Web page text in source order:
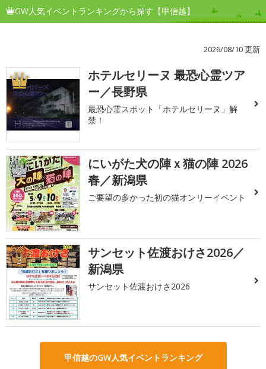
GW人気イベントランキングから探す【甲信越】
2026/08/10 更新
1
ホテルセリーヌ 最恐心霊ツア
ー／長野県
最恐心霊スポット「ホテルセリーヌ」解
禁！
2
にいがた犬の陣ｘ猫の陣 2026
春／新潟県
ご要望の多かった初の猫オンリーイベント
3
サンセット佐渡おけさ2026／
新潟県
サンセット佐渡おけさ2026
甲信越のGW人気イベントランキング